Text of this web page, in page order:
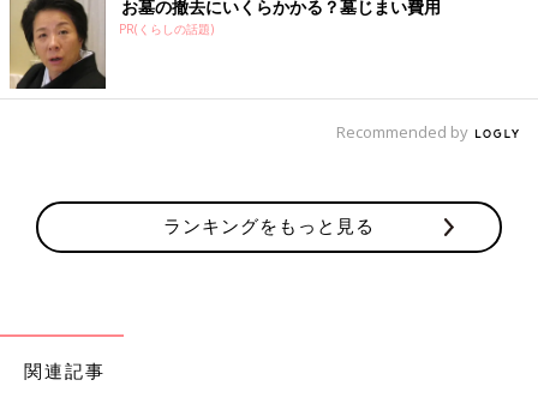
お墓の撤去にいくらかかる？墓じまい費用
PR(くらしの話題)
Recommended by
ランキングをもっと見る
関連記事